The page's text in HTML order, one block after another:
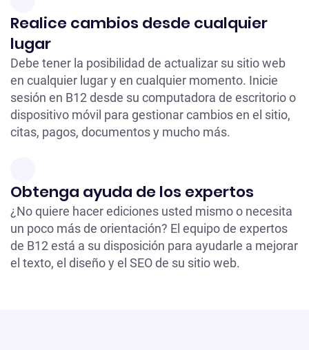
Realice cambios desde cualquier
lugar
Debe tener la posibilidad de actualizar su sitio web
en cualquier lugar y en cualquier momento. Inicie
sesión en B12 desde su computadora de escritorio o
dispositivo móvil para gestionar cambios en el sitio,
citas, pagos, documentos y mucho más.
Obtenga ayuda de los expertos
¿No quiere hacer ediciones usted mismo o necesita
un poco más de orientación? El equipo de expertos
de B12 está a su disposición para ayudarle a mejorar
el texto, el diseño y el SEO de su sitio web.